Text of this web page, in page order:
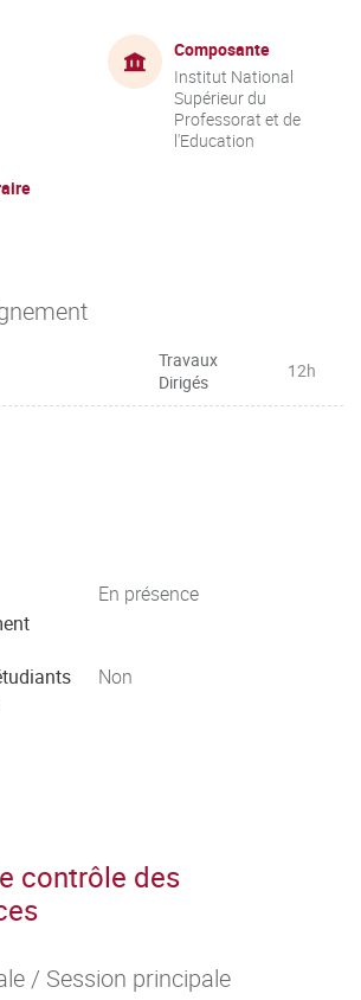
Composante
Institut National
Supérieur du
Professorat et de
l'Education
Travaux
Dirigés
12h
En présence
Non
contrôle des
/ Session principale